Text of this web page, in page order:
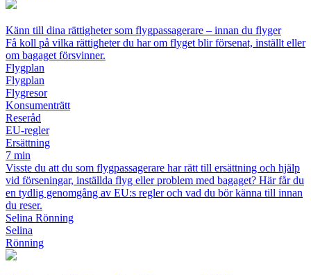
Känn till dina rättigheter som flygpassagerare – innan du flyger
Få koll på vilka rättigheter du har om flyget blir försenat, inställt eller
om bagaget försvinner.
Flygplan
Flygplan
Flygresor
Konsumenträtt
Reseråd
EU-regler
Ersättning
7 min
Visste du att du som flygpassagerare har rätt till ersättning och hjälp
vid förseningar, inställda flyg eller problem med bagaget? Här får du
en tydlig genomgång av EU:s regler och vad du bör känna till innan
du reser.
Selina Rönning
Selina
Rönning